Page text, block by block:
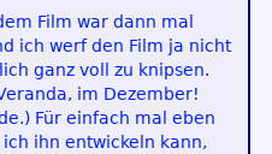
Film war dann mal
ich werf den Film ja nicht
ganz voll zu knipsen.
im Dezember!
Für einfach mal eben
ihn entwickeln kann,